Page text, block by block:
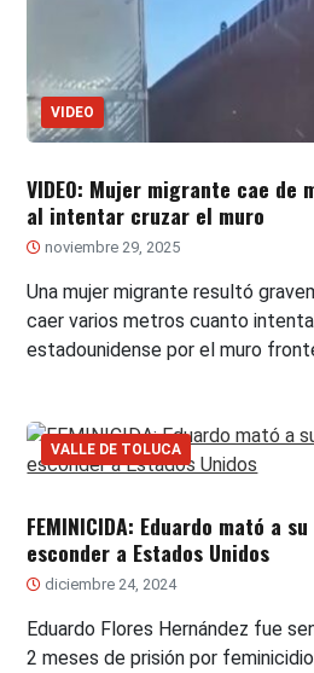
VIDEO
VIDEO: Mujer migrante cae de
al intentar cruzar el muro
noviembre 29, 2025
Una mujer migrante resultó
caer varios metros cuanto
estadounidense por el muro
VALLE DE TOLUCA
FEMINICIDA: Eduardo mató a
esconder a Estados Unidos
diciembre 24, 2024
Eduardo Flores Hernández fue
2 meses de prisión por